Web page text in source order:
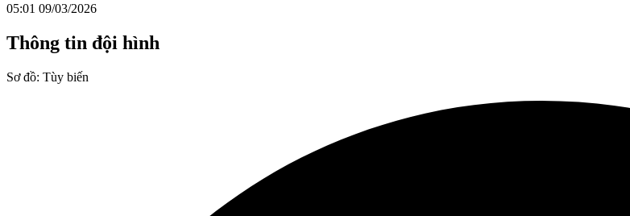
05:01 09/03/2026
Thông tin đội hình
Sơ đồ: Tùy biến